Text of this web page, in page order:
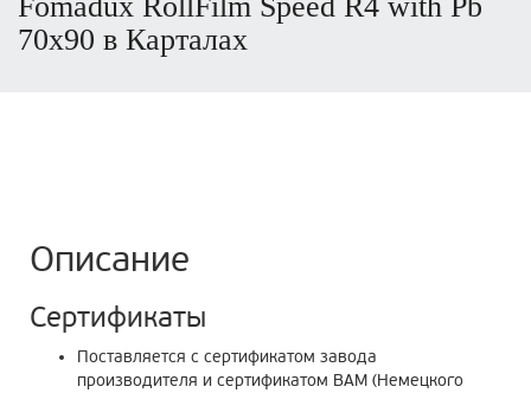
70х90 в Карталах
Описание
Сертификаты
Поставляется с сертификатом завода
производителя и сертификатом ВАМ (Немецкого